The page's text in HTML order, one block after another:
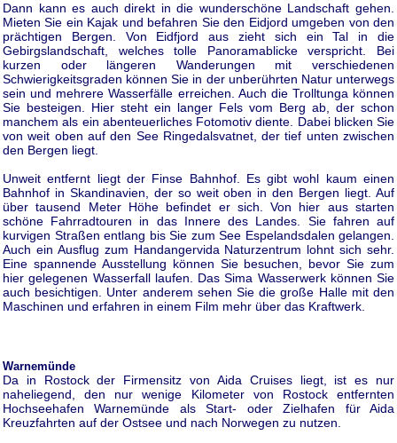
Dann kann es auch direkt in die wunderschöne Landschaft gehen.
Mieten Sie ein Kajak und befahren Sie den Eidjord umgeben von den
prächtigen Bergen. Von Eidfjord aus zieht sich ein Tal in die
Gebirgslandschaft, welches tolle Panoramablicke verspricht. Bei
kurzen oder längeren Wanderungen mit verschiedenen
Schwierigkeitsgraden können Sie in der unberührten Natur unterwegs
sein und mehrere Wasserfälle erreichen. Auch die Trolltunga können
Sie besteigen. Hier steht ein langer Fels vom Berg ab, der schon
manchem als ein abenteuerliches Fotomotiv diente. Dabei blicken Sie
von weit oben auf den See Ringedalsvatnet, der tief unten zwischen
den Bergen liegt.
Unweit entfernt liegt der Finse Bahnhof. Es gibt wohl kaum einen
Bahnhof in Skandinavien, der so weit oben in den Bergen liegt. Auf
über tausend Meter Höhe befindet er sich. Von hier aus starten
schöne Fahrradtouren in das Innere des Landes. Sie fahren auf
kurvigen Straßen entlang bis Sie zum See Espelandsdalen gelangen.
Auch ein Ausflug zum Handangervida Naturzentrum lohnt sich sehr.
Eine spannende Ausstellung können Sie besuchen, bevor Sie zum
hier gelegenen Wasserfall laufen. Das Sima Wasserwerk können Sie
auch besichtigen. Unter anderem sehen Sie die große Halle mit den
Maschinen und erfahren in einem Film mehr über das Kraftwerk.
Warnemünde
Da in Rostock der Firmensitz von Aida Cruises liegt, ist es nur
naheliegend, den nur wenige Kilometer von Rostock entfernten
Hochseehafen Warnemünde als Start- oder Zielhafen für Aida
Kreuzfahrten auf der Ostsee und nach Norwegen zu nutzen.